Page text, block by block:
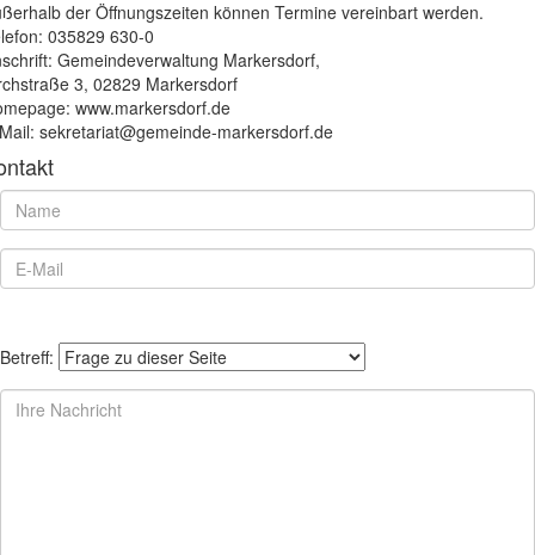
der Öffnungszeiten können Termine vereinbart werden.
035829 630-0
Gemeindeverwaltung Markersdorf,
3, 02829 Markersdorf
www.markersdorf.de
sekretariat@gemeinde-markersdorf.de
Betreff: